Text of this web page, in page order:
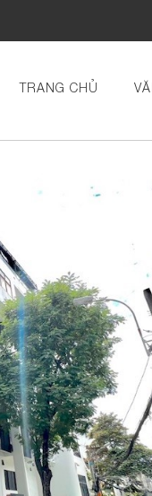
TRANG CHỦ